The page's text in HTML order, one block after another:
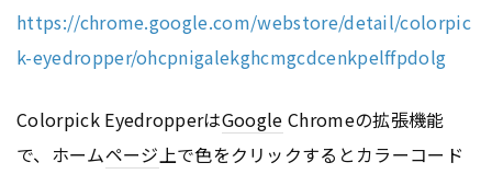
https://chrome.google.com/webstore/detail/colorpic
k-eyedropper/ohcpnigalekghcmgcdcenkpelffpdolg
Colorpick EyedropperはGoogle Chromeの拡張機能
で、ホームページ上で色をクリックするとカラーコード